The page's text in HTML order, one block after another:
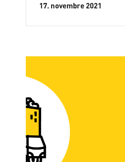
17. novembre 2021